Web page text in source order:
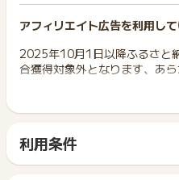
アフィリエイト広告を利用し
2025年10月1日以降ふるさと
合獲得対象外となります、あ
ポイントタウンを経由せずに
イント獲得の対象外となりま
購入を行なってください。
◯【ポイント獲得対象】ポイ
利用条件